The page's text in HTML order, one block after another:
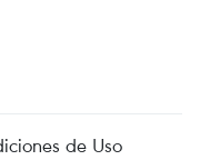
de Uso